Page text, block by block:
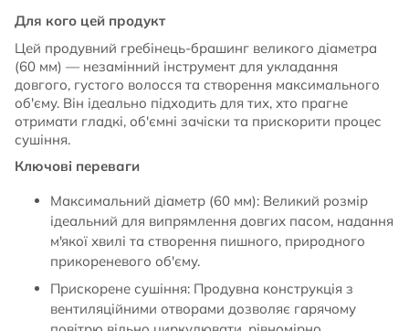
Для кого цей продукт
Цей продувний гребінець-брашинг великого діаметра
(60 мм) — незамінний інструмент для укладання
довгого, густого волосся та створення максимального
об'єму. Він ідеально підходить для тих, хто прагне
отримати гладкі, об'ємні зачіски та прискорити процес
сушіння.
Ключові переваги
Максимальний діаметр (60 мм): Великий розмір
ідеальний для випрямлення довгих пасом, надання
м'якої хвилі та створення пишного, природного
прикореневого об'єму.
Прискорене сушіння: Продувна конструкція з
вентиляційними отворами дозволяє гарячому